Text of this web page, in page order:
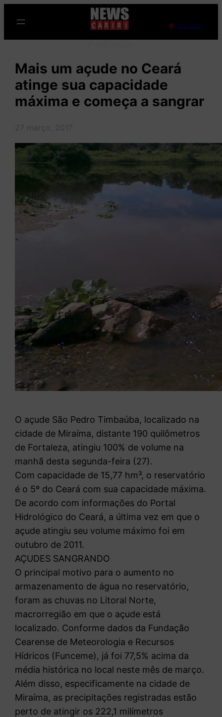
para
o
Ao Vivo
Mais um açude no Ceará
atinge sua capacidade
máxima e começa a sangrar
27 março, 2017
O açude São Pedro Timbaúba, localizado na
cidade de Miraíma, distante 190 quilômetros
de Fortaleza, atingiu 100% de volume na
manhã desta segunda-feira (27).
Com capacidade de 15,77 hm³, o reservatório
é o 5º do Ceará com sua capacidade máxima.
De acordo com informações do Portal
Hidrológico do Ceará, a última vez em que o
açude atingiu seu volume máximo foi em
outubro de 2011.
AÇUDES SANGRANDO
O principal motivo para o aumento no
armazenamento de água no reservatório,
foram as chuvas no Litoral Norte,
macrorregião em que o açude está
localizado. Conforme dados da Fundação
Cearense de Meteorologia e Recursos
Hídricos (Funceme), já foi 77,5% acima da
média histórica no local neste mês de março.
Além disso, especificamente na cidade de
Miraíma, as precipitações registradas estão
perto de atingir os 222,1 milímetros